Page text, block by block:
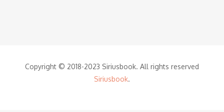
Copyright © 2018-2023 Siriusbook. All rights reserved
Siriusbook.